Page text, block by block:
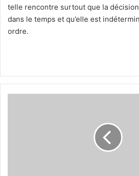
telle rencontre surtout que la décision
dans le temps et qu’elle est
ordre.